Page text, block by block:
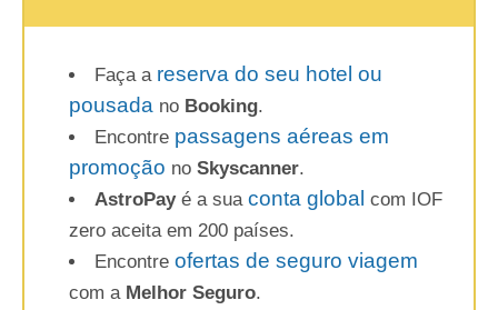
Faça a reserva do seu hotel ou
pousada no Booking.
Encontre passagens aéreas em
promoção no Skyscanner.
AstroPayé a sua conta global com IOF
zero aceita em 200 países.
Encontre ofertas de seguro viagem
com a Melhor Seguro.